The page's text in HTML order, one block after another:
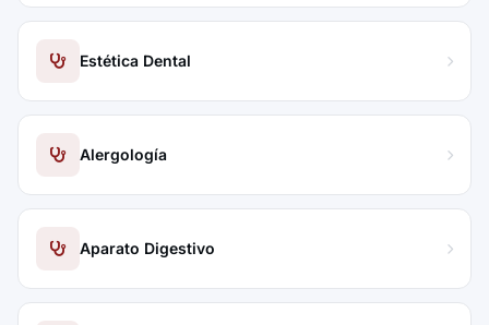
Estética Dental
Alergología
Aparato Digestivo